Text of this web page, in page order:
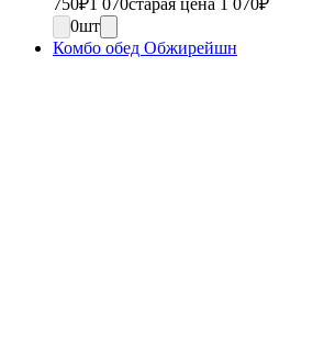
0шт
Комбо обед Обжирейшн